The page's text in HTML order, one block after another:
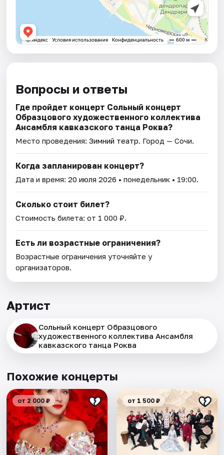
Вопросы и ответы
Где пройдет концерт Сольный концерт
Образцового художественного коллектива
Ансамбля кавказского танца Роква?
Место проведения:Зимний театр. Город — Сочи.
Когда запланирован концерт?
Дата и время:20 июля 2026 • понедельник • 19:00.
Сколько стоит билет?
Стоимость билета: от 1 000 ₽.
Есть ли возрастные ограничения?
Возрастные ограничения уточняйте у
организаторов.
Артист
Сольный концерт Образцового
художественного коллектива Ансамбля
кавказского танца Роква
Похожие концерты
от 2 000 ₽ от 1 500 ₽